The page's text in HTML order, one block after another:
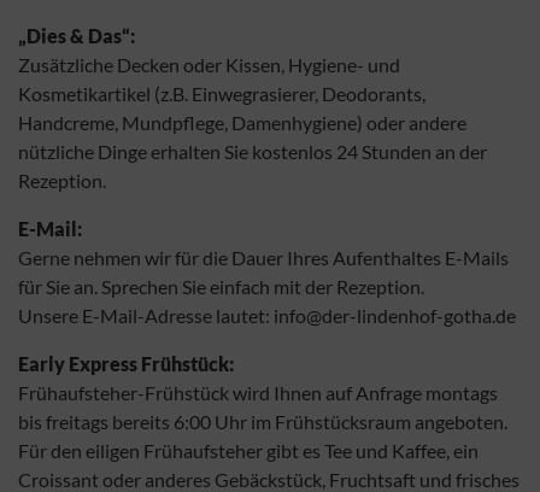
„Dies & Das“:
Zusätzliche Decken oder Kissen, Hygiene- und
Kosmetikartikel (z.B. Einwegrasierer, Deodorants,
Handcreme, Mundpflege, Damenhygiene) oder andere
nützliche Dinge erhalten Sie kostenlos 24 Stunden an der
Rezeption.
E-Mail:
Gerne nehmen wir für die Dauer Ihres Aufenthaltes E-Mails
für Sie an. Sprechen Sie einfach mit der Rezeption.
Unsere E-Mail-Adresse lautet: info@der-lindenhof-gotha.de
Early Express Frühstück:
Frühaufsteher-Frühstück wird Ihnen auf Anfrage montags
bis freitags bereits 6:00 Uhr im Frühstücksraum angeboten.
Für den eiligen Frühaufsteher gibt es Tee und Kaffee, ein
Croissant oder anderes Gebäckstück, Fruchtsaft und frisches